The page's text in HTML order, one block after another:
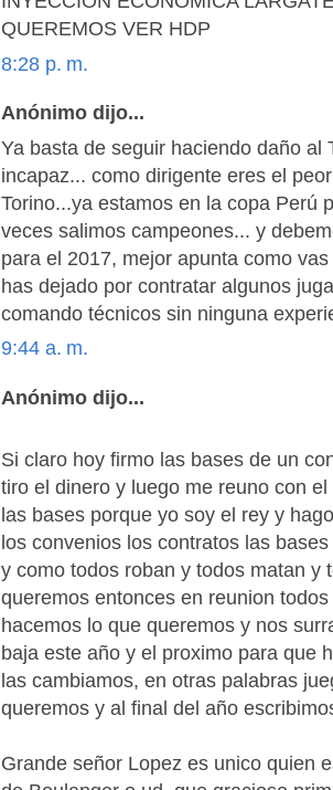
QUEREMOS VER HDP
8:28 p. m.
Anónimo dijo...
Ya basta de seguir haciendo daño al
incapaz... como dirigente eres el
Torino...ya estamos en la copa Perú
veces salimos campeones... y
para el 2017, mejor apunta como
has dejado por contratar algunos
comando técnicos sin ninguna
9:44 a. m.
Anónimo dijo...
Si claro hoy firmo las bases de un
tiro el dinero y luego me reuno con
las bases porque yo soy el rey y
los convenios los contratos las
y como todos roban y todos matan y
queremos entonces en reunion
hacemos lo que queremos y nos
baja este año y el proximo para que
las cambiamos, en otras palabras
queremos y al final del año
Grande señor Lopez es unico quien